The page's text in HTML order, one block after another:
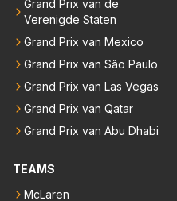
Grand Prix van de
Verenigde Staten
Grand Prix van Mexico
Grand Prix van São Paulo
Grand Prix van Las Vegas
Grand Prix van Qatar
Grand Prix van Abu Dhabi
TEAMS
McLaren